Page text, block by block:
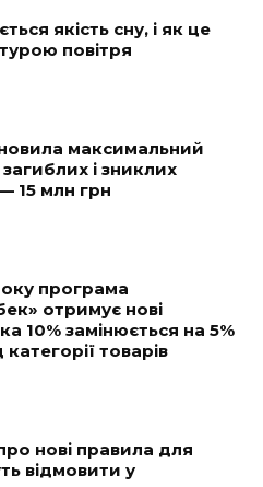
якість сну, і як це
повітря
максимальний
загиблих і зниклих
15 млн грн
програма
отримує нові
10% замінюється на 5%
товарів
нові правила для
відмовити у